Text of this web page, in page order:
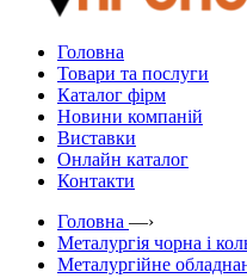
Головна
Товари та послуги
Каталог фірм
Новини компаній
Виставки
Онлайн каталог
Контакти
Головна —›
Металургія чорна і
Металургійне